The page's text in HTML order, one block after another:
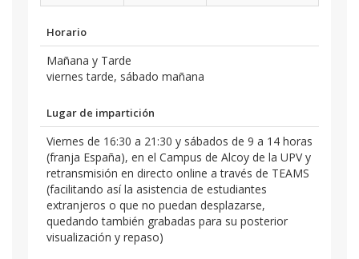
Horario
Mañana y Tarde
viernes tarde, sábado mañana
Lugar de impartición
Viernes de 16:30 a 21:30 y sábados de 9 a 14 horas
(franja España), en el Campus de Alcoy de la UPV y
retransmisión en directo online a través de TEAMS
(facilitando así la asistencia de estudiantes
extranjeros o que no puedan desplazarse,
quedando también grabadas para su posterior
visualización y repaso)